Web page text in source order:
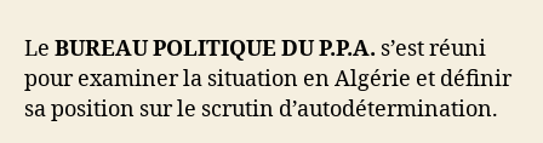
Le BUREAU POLITIQUE DU P.P.A. s’est réuni
pour examiner la situation en Algérie et définir
sa position sur le scrutin d’autodétermination.